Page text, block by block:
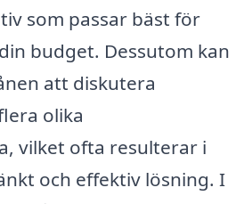
som passar bäst för
budget. Dessutom kan
att diskutera
olika
vilket ofta resulterar i
och effektiv lösning. I